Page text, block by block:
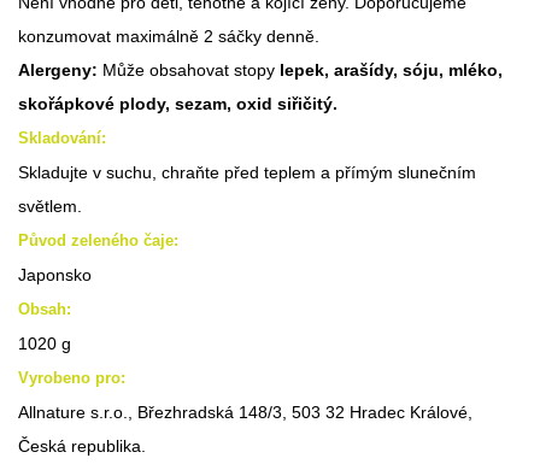
konzumovat maximálně 2 sáčky denně.
Alergeny: Může obsahovat stopy lepek, arašídy, sóju, mléko,
skořápkové plody, sezam, oxid siřičitý.
Skladování:
Skladujte v suchu, chraňte před teplem a přímým slunečním
světlem.
Původ zeleného čaje:
Japonsko
Obsah:
1020 g
Vyrobeno pro:
Allnature s.r.o., Březhradská 148/3, 503 32 Hradec Králové,
Česká republika.